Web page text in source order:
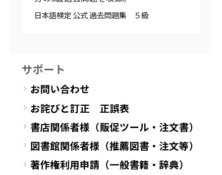
日本語検定 公式 過去問題集 ５級
サポート
お問い合わせ
お詫びと訂正 正誤表
書店関係者様（販促ツール・注文書）
図書館関係者様（推薦図書・注文等）
著作権利用申請（一般書籍・辞典）